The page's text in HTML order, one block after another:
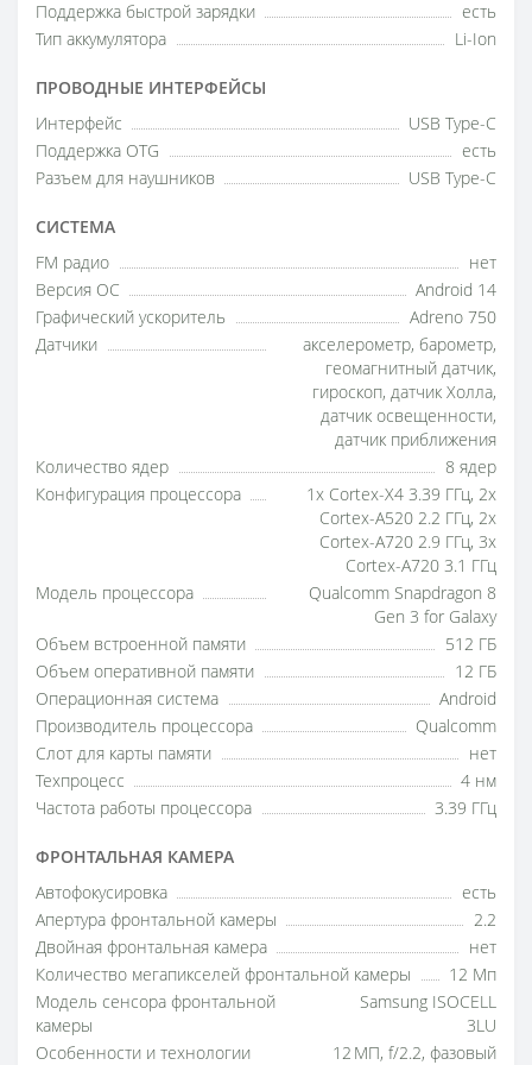
Поддержка быстрой зарядки
есть
Тип аккумулятора
Li-Ion
ПРОВОДНЫЕ ИНТЕРФЕЙСЫ
Интерфейс
USB Type-C
Поддержка OTG
есть
Разъем для наушников
USB Type-C
СИСТЕМА
FM радио
нет
Версия ОС
Android 14
Графический ускоритель
Adreno 750
Датчики
акселерометр, барометр,
геомагнитный датчик,
гироскоп, датчик Холла,
датчик освещенности,
датчик приближения
Количество ядер
8 ядер
Конфигурация процессора
1x Cortex-X4 3.39 ГГц, 2x
Cortex-A520 2.2 ГГц, 2x
Cortex-A720 2.9 ГГц, 3x
Cortex-A720 3.1 ГГц
Модель процессора
Qualcomm Snapdragon 8
Gen 3 for Galaxy
Объем встроенной памяти
512 ГБ
Объем оперативной памяти
12 ГБ
Операционная система
Android
Производитель процессора
Qualcomm
Слот для карты памяти
нет
Техпроцесс
4 нм
Частота работы процессора
3.39 ГГц
ФРОНТАЛЬНАЯ КАМЕРА
Автофокусировка
есть
Апертура фронтальной камеры
2.2
Двойная фронтальная камера
нет
Количество мегапикселей фронтальной камеры
12 Мп
Модель сенсора фронтальной
камеры
Samsung ISOCELL
3LU
Особенности и технологии
12 МП, f/2.2, фазовый